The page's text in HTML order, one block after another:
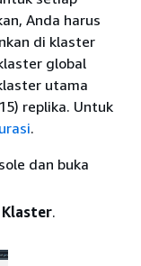
Anda harus
di klaster
global
utama
replika. Untuk
.
dan buka
Klaster.